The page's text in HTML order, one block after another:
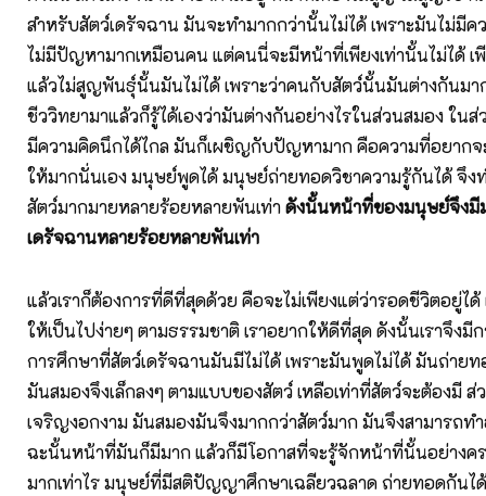
สำหรับสัตว์เดรัจฉาน มันจะทำมากกว่านั้นไม่ได้ เพราะมันไม่มี
ไม่มีปัญหามากเหมือนคน แต่คนนี่จะมีหน้าที่เพียงเท่านั้นไม่ได้ เ
แล้วไม่สูญพันธุ์นั้นมันไม่ได้ เพราะว่าคนกับสัตว์นั้นมันต่างกันม
ชีววิทยามาแล้วก็รู้ได้เองว่ามันต่างกันอย่างไรในส่วนสมอง ใน
มีความคิดนึกได้ไกล มันก็เผชิญกับปัญหามาก คือความที่อยาก
ให้มากนั่นเอง มนุษย์พูดได้ มนุษย์ถ่ายทอดวิชาความรู้กันได้ จึง
สัตว์มากมายหลายร้อยหลายพันเท่าดังนั้นหน้าที่ของมนุษย์จึงมี
เดรัจฉานหลายร้อยหลายพันเท่า
แล้วเราก็ต้องการที่ดีที่สุดด้วย คือจะไม่เพียงแต่ว่ารอดชีวิตอยู่ได้
ให้เป็นไปง่ายๆ ตามธรรมชาติ เราอยากให้ดีที่สุด ดังนั้นเราจึงมี
การศึกษาที่สัตว์เดรัจฉานมันมีไม่ได้ เพราะมันพูดไม่ได้ มันถ่ายท
มันสมองจึงเล็กลงๆ ตามแบบของสัตว์ เหลือเท่าที่สัตว์จะต้องมี
เจริญงอกงาม มันสมองมันจึงมากกว่าสัตว์มาก มันจึงสามารถทำ
ฉะนั้นหน้าที่มันก็มีมาก แล้วก็มีโอกาสที่จะรู้จักหน้าที่นั้นอย่างค
มากเท่าไร มนุษย์ที่มีสติปัญญาศึกษาเฉลียวฉลาด ถ่ายทอดกันไ